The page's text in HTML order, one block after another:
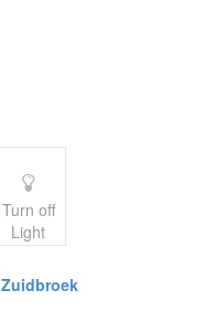
Turn off
Light
Zuidbroek